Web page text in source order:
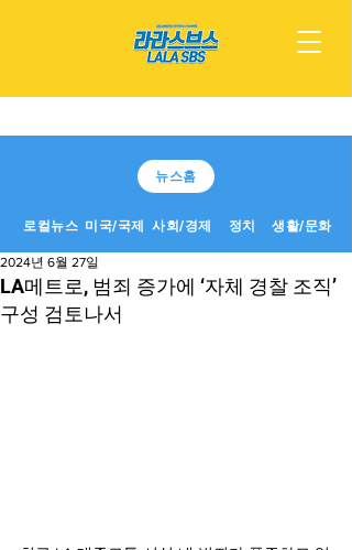
뉴스홈
로컬뉴스 미국/국제 사회/경제 정치 생활/문화
LA메트로, 범죄 증가에 ‘자체 경찰 조직’
구성 검토나서
2024년 6월 27일